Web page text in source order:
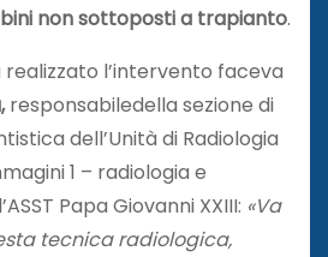
non sottoposti a trapianto.
realizzato l’intervento faceva
responsabiledella sezione di
dell’Unità di Radiologia
1 – radiologia e
Papa Giovanni XXIII: «Va
tecnica radiologica,